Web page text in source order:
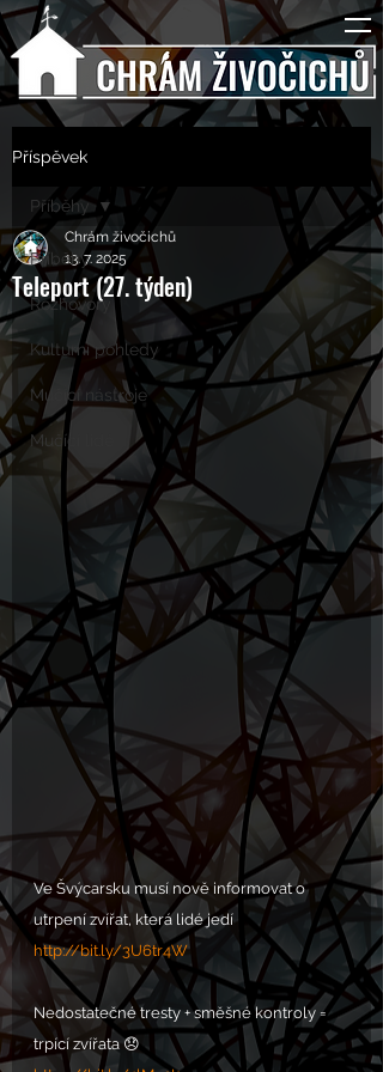
Příspěvek
Příběhy
Rozhovory
Kulturní pohledy
Mučící nástroje
Mučící lidé
Příběhy
Teleport (27. týden)
Chrám živočichů
13. 7. 2025
Ve Švýcarsku musí nově informovat o
utrpení zvířat, která lidé jedí
http://bit.ly/3U6tr4W
Nedostatečné tresty + směšné kontroly =
trpící zvířata 😞